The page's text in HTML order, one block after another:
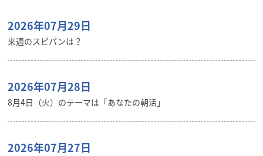
2026年07月29日
来週のスピパンは？
2026年07月28日
8月4日（火）のテーマは「あなたの朝活」
2026年07月27日